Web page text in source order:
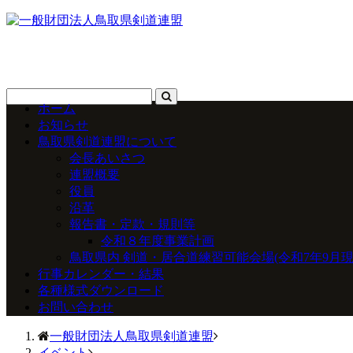
ホーム
お知らせ
鳥取県剣道連盟について
会長あいさつ
連盟概要
役員
沿革
報告書・定款・規則等
令和８年度事業計画
鳥取県内 剣道・居合道練習可能会場(令和7年9月
行事カレンダー・結果
各種様式ダウンロード
お問い合わせ
一般財団法人鳥取県剣道連盟